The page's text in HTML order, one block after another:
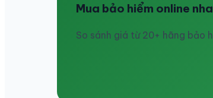
Mua bảo hiểm online
So sánh giá từ 20+ hãng bảo